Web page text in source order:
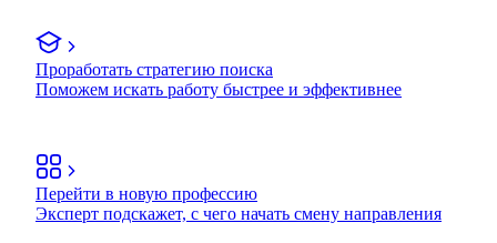
Проработать стратегию поиска
Поможем искать работу быстрее и эффективнее
Перейти в новую профессию
Эксперт подскажет, с чего начать смену направления